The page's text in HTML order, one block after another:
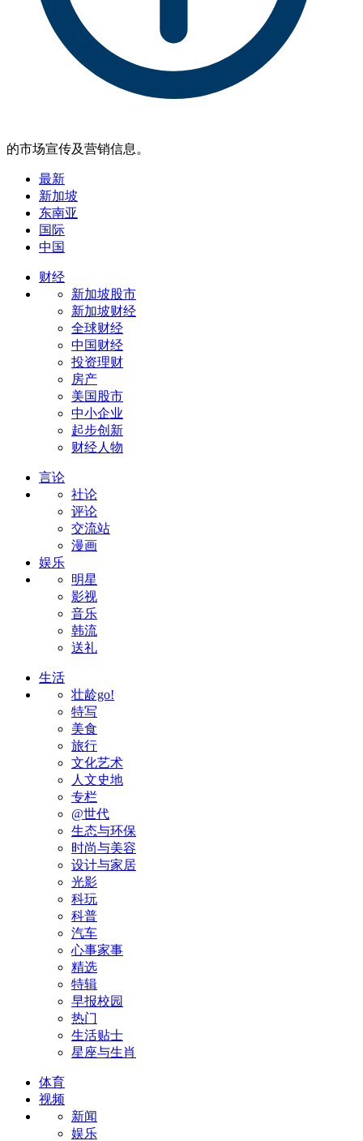
的市场宣传及营销信息。
最新
新加坡
东南亚
国际
中国
财经
新加坡股市
新加坡财经
全球财经
中国财经
投资理财
房产
美国股市
中小企业
起步创新
财经人物
言论
社论
评论
交流站
漫画
娱乐
明星
影视
音乐
韩流
送礼
生活
壮龄go!
特写
美食
旅行
文化艺术
人文史地
专栏
@世代
生态与环保
时尚与美容
设计与家居
光影
科玩
科普
汽车
心事家事
精选
特辑
早报校园
热门
生活贴士
星座与生肖
体育
视频
新闻
娱乐